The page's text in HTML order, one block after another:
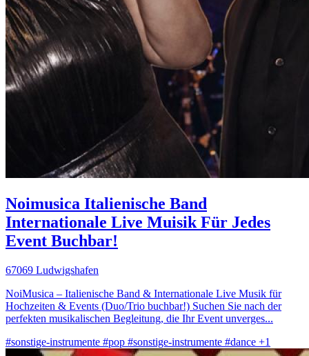
Noimusica Italienische Band
Internationale Live Muisik Für Jedes
Event Buchbar!
67069 Ludwigshafen
NoiMusica – Italienische Band & Internationale Live Musik für
Hochzeiten & Events (Duo/Trio buchbar!) Suchen Sie nach der
perfekten musikalischen Begleitung, die Ihr Event unverges...
#sonstige-instrumente #pop #sonstige-instrumente #dance +1